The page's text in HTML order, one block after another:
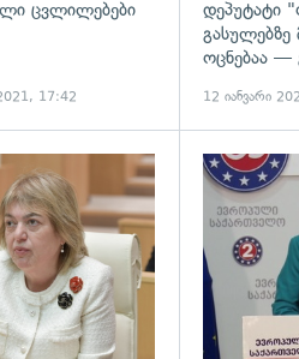
ცვლილებები
17:42
დეპუტატი
ოცნებაა
12 იანვარი
გადახედვა